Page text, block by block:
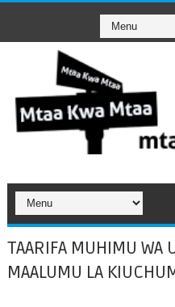
TAARIFA MUHIMU WA
MAALUMU LA